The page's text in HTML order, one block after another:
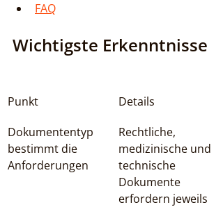
FAQ
Wichtigste Erkenntnisse
Punkt
Details
Dokumententyp
bestimmt die
Anforderungen
Rechtliche,
medizinische und
technische
Dokumente
erfordern jeweils